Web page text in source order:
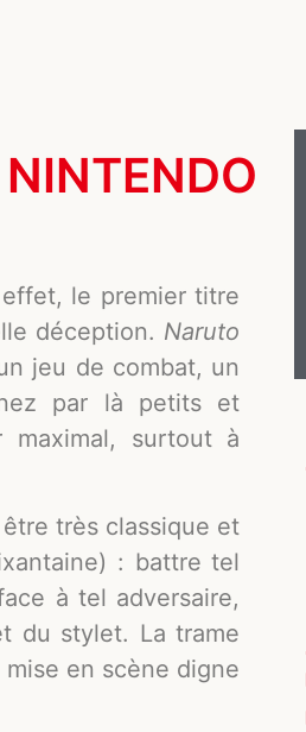
le premier titre
déception. Naruto
jeu de combat, un
par là petits et
maximal, surtout à
très classique et
: battre tel
à tel adversaire,
du stylet. La trame
en scène digne